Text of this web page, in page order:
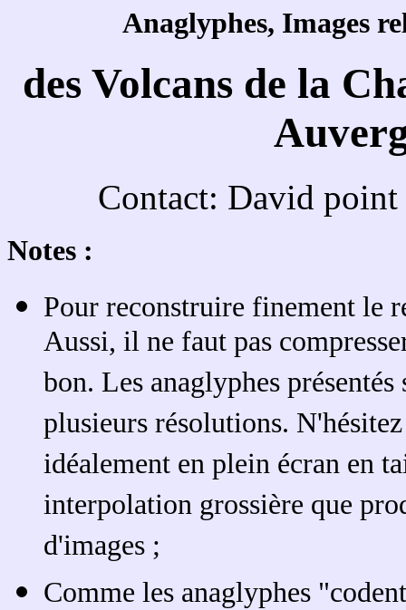
Anaglyphes, Images
des Volcans de la
Contact: David
Notes :
Pour reconstruire finement le
Aussi, il ne faut pas
bon. Les anaglyphes
plusieurs résolutions.
idéalement en plein écran en
interpolation grossière que
d'images ;
Comme les anaglyphes